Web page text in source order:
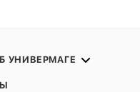
УНИВЕРМАГЕ